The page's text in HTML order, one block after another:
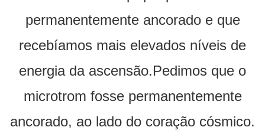
permanentemente ancorado e que
recebíamos mais elevados níveis de
energia da ascensão.Pedimos que o
microtrom fosse permanentemente
ancorado, ao lado do coração cósmico.